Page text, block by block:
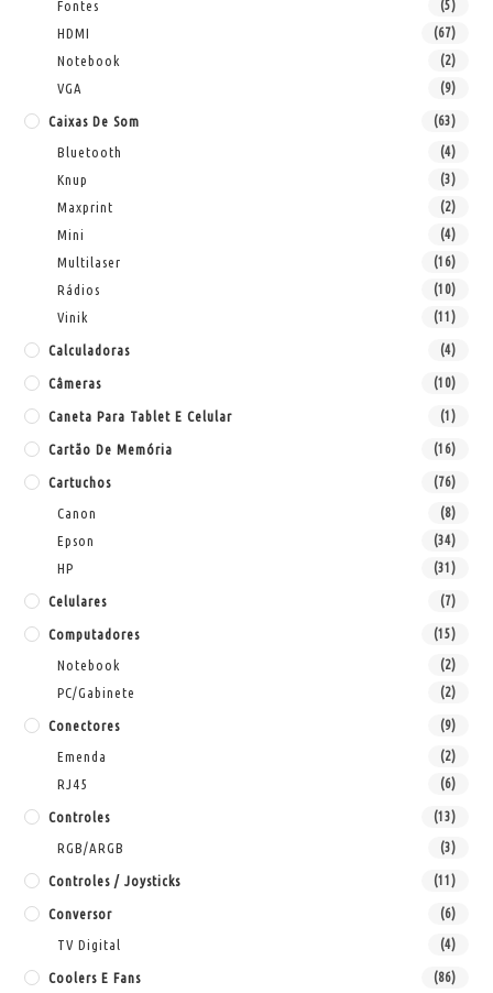
Fontes (5)
HDMI (67)
Notebook (2)
VGA (9)
Caixas De Som (63)
Bluetooth (4)
Knup (3)
Maxprint (2)
Mini (4)
Multilaser (16)
Rádios (10)
Vinik (11)
Calculadoras (4)
Câmeras (10)
Caneta Para Tablet E Celular (1)
Cartão De Memória (16)
Cartuchos (76)
Canon (8)
Epson (34)
HP (31)
Celulares (7)
Computadores (15)
Notebook (2)
PC/Gabinete (2)
Conectores (9)
Emenda (2)
RJ45 (6)
Controles (13)
RGB/ARGB (3)
Controles / Joysticks (11)
Conversor (6)
TV Digital (4)
Coolers E Fans (86)